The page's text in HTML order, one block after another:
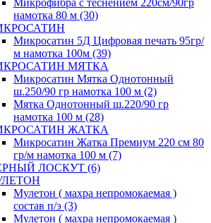
Микрофибра с теснением 220см/90гр
намотка 80 м (30)
Микросатин 5Д Цифровая печать 95гр/
м намотка 100м (39)
МЯТКА
Микросатин Мятка Однотонный
ш.250/90 гр намотка 100 м (2)
Мятка Однотонный ш.220/90 гр
намотка 100 м (28)
ЖАТКА
Микросатин Жатка Премиум 220 см 80
гр/м намотка 100 м (7)
ЛОСКУТ (6)
Мулетон ( махра непромокаемая )
состав п/э (3)
Мулетон ( махра непромокаемая )